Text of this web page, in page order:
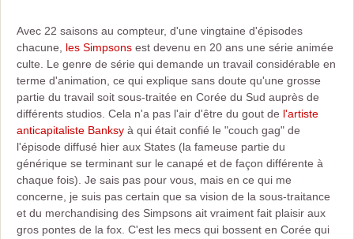
Avec 22 saisons au compteur, d'une vingtaine d'épisodes
chacune, les Simpsons est devenu en 20 ans une série animée
culte. Le genre de série qui demande un travail considérable en
terme d'animation, ce qui explique sans doute qu'une grosse
partie du travail soit sous-traitée en Corée du Sud auprès de
différents studios. Cela n'a pas l'air d'être du gout de l'artiste
anticapitaliste Banksy à qui était confié le "couch gag" de
l'épisode diffusé hier aux States (la fameuse partie du
générique se terminant sur le canapé et de façon différente à
chaque fois). Je sais pas pour vous, mais en ce qui me
concerne, je suis pas certain que sa vision de la sous-traitance
et du merchandising des Simpsons ait vraiment fait plaisir aux
gros pontes de la fox. C'est les mecs qui bossent en Corée qui